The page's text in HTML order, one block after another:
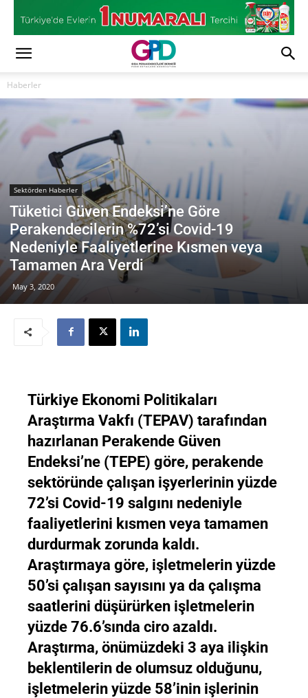
Haberler
Sektörden Haberler
Tüketici Güven Endeksi’ne Göre
Perakendecilerin %72’si Covid-19
Nedeniyle Faaliyetlerine Kısmen veya
Tamamen Ara Verdi
May 3, 2020
Türkiye Ekonomi Politikaları
Araştırma Vakfı (TEPAV) tarafından
hazırlanan Perakende Güven
Endeksi’ne (TEPE) göre, perakende
sektöründe çalışan işyerlerinin yüzde
72’si Covid-19 salgını nedeniyle
faaliyetlerini kısmen veya tamamen
durdurmak zorunda kaldı.
Araştırmaya göre, işletmelerin yüzde
50’si çalışan sayısını ya da çalışma
saatlerini düşürürken işletmelerin
yüzde 76.6’sında ciro azaldı.
Araştırma, önümüzdeki 3 aya ilişkin
beklentilerin de olumsuz olduğunu,
işletmelerin yüzde 58’inin işlerinin